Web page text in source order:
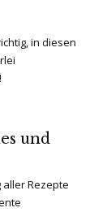
in diesen
und
Rezepte